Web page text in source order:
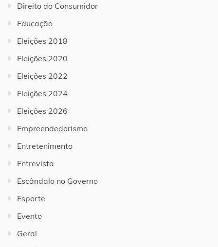
Direito do Consumidor
Educação
Eleições 2018
Eleições 2020
Eleições 2022
Eleições 2024
Eleições 2026
Empreendedorismo
Entretenimento
Entrevista
Escândalo no Governo
Esporte
Evento
Geral